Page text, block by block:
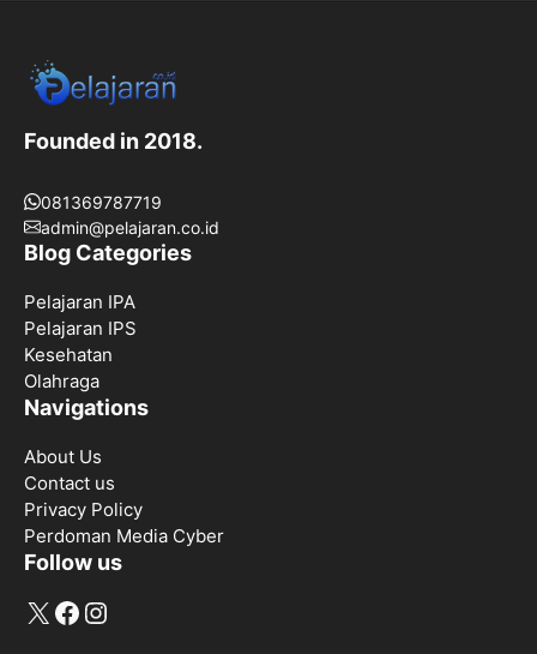
Founded in 2018.
081369787719
admin@pelajaran.co.id
Blog Categories
Pelajaran IPA
Pelajaran IPS
Kesehatan
Olahraga
Navigations
About Us
Contact us
Privacy Policy
Perdoman Media Cyber
Follow us
X Facebook
Instagram